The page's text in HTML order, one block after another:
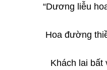
“Dương liễu
Hoa đường
Khách lai bất